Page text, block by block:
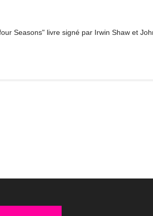
Seasons" livre signé par Irwin Shaw et